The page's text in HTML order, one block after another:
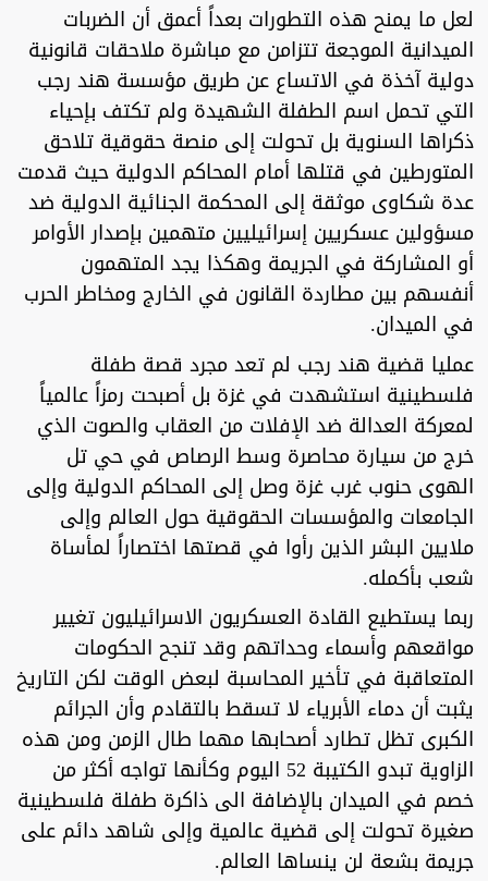
لعل ما يمنح هذه التطورات بعداً أعمق أن الضربات
الميدانية الموجعة تتزامن مع مباشرة ملاحقات قانونية
دولية آخذة في الاتساع عن طريق مؤسسة هند رجب
التي تحمل اسم الطفلة الشهيدة ولم تكتف بإحياء
ذكراها السنوية بل تحولت إلى منصة حقوقية تلاحق
المتورطين في قتلها أمام المحاكم الدولية حيث قدمت
عدة شكاوى موثقة إلى المحكمة الجنائية الدولية ضد
مسؤولين عسكريين إسرائيليين متهمين بإصدار الأوامر
أو المشاركة في الجريمة وهكذا يجد المتهمون
أنفسهم بين مطاردة القانون في الخارج ومخاطر الحرب
في الميدان.
عمليا قضية هند رجب لم تعد مجرد قصة طفلة
فلسطينية استشهدت في غزة بل أصبحت رمزاً عالمياً
لمعركة العدالة ضد الإفلات من العقاب والصوت الذي
خرج من سيارة محاصرة وسط الرصاص في حي تل
الهوى حنوب غرب غزة وصل إلى المحاكم الدولية وإلى
الجامعات والمؤسسات الحقوقية حول العالم وإلى
ملايين البشر الذين رأوا في قصتها اختصاراً لمأساة
شعب بأكمله.
ربما يستطيع القادة العسكريون الاسرائيليون تغيير
مواقعهم وأسماء وحداتهم وقد تنجح الحكومات
المتعاقبة في تأخير المحاسبة لبعض الوقت لكن التاريخ
يثبت أن دماء الأبرياء لا تسقط بالتقادم وأن الجرائم
الكبرى تظل تطارد أصحابها مهما طال الزمن ومن هذه
الزاوية تبدو الكتيبة 52 اليوم وكأنها تواجه أكثر من
خصم في الميدان بالإضافة الى ذاكرة طفلة فلسطينية
صغيرة تحولت إلى قضية عالمية وإلى شاهد دائم على
جريمة بشعة لن ينساها العالم.